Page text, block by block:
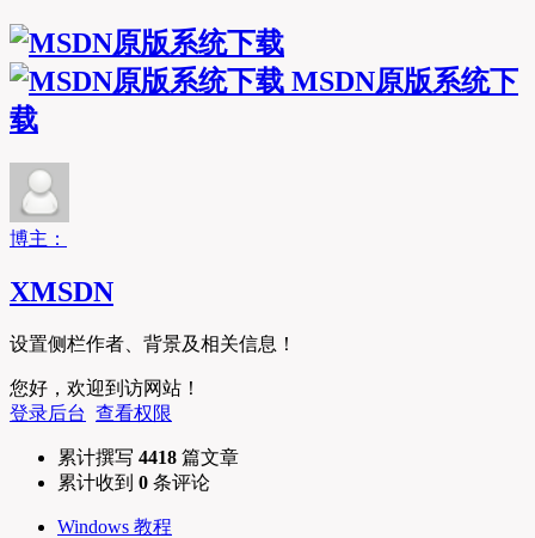
MSDN原版系统下
载
博主：
XMSDN
设置侧栏作者、背景及相关信息！
您好，欢迎到访网站！
登录后台 查看权限
累计撰写 4418 篇文章
累计收到 0 条评论
Windows 教程